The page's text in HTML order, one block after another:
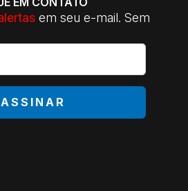
em seu e-mail. Sem
ASSINAR